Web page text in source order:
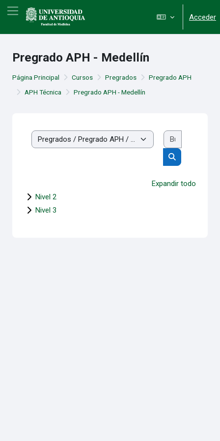
Salta al contenido principal
Panel lateral
Acceder
Pregrado APH - Medellín
Página Principal Cursos Pregrados
Pregrado APH
APH Técnica
Pregrado APH - Medellín
Categorías
Buscar cursos
Expandir todo
Nivel 2
Nivel 3